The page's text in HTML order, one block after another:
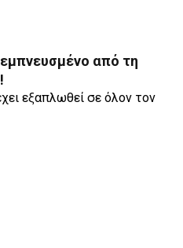
από τη
εξαπλωθεί σε όλον τον